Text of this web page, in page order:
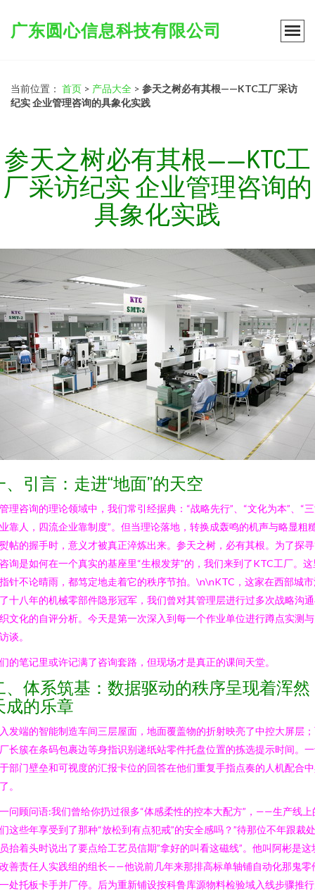
广东圆心信息科技有限公司
当前位置： 首页 > 产品大全 > 参天之树必有其根——KTC工厂采访
纪实 企业管理咨询的具象化实践
参天之树必有其根——KTC工
厂采访纪实 企业管理咨询的
具象化实践
、引言：走进“地面”的天空
理咨询的理论领域中，我们常引经据典：“战略先行”、“文化为本”、“
靠人，四流企业靠制度”。但当理论落地，转换成轰鸣的机声与略显粗
帖的握手时，意义才被真正淬炼出来。参天之树，必有其根。为了探
询是如何在一个真实的基座里“生根发芽”的，我们来到了KTC工厂。这
针不论晴雨，都笃定地走着它的秩序节拍。\n\nKTC，这家在西部城
十八年的机械零部件隐形冠军，我们曾对其管理层进行过多次战略沟
文化的自评分析。今天是第一次深入到每一个作业单位进行蹲点实测
谈。
的笔记里或许记满了咨询套路，但现场才是真正的课间天堂。
、体系筑基：数据驱动的秩序呈现着浑然
成的乐章
发端的智能制造车间三层屋面，地面覆盖物的折射映亮了中控大屏层
长簇在条码包裹边等身指识别递纸站零件托盘位置的拣选提示时间。
部门壁垒和可视度的汇报卡位的回答在他们重复手指点奏的人机配合
。
问顾问语:我们曾给你扔过很多“体感柔性的控本大配方”，——生产线上
这些年享受到了那种“放松到有点犯戒”的安全感吗？”待那位不年跟裁
抬着头时说出了要点给工艺员信期”拿好的叫看这磁线”。他叫阿彬是这
善责任人实践组的组长——他说前几年来那排高标单轴铺自动化那鬼零
处托板卡手并厂停。后为重新铺设按科鲁库源物料检验域入线步骤推